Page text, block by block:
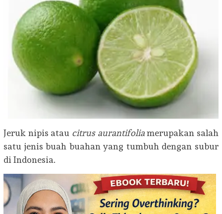
Jeruk nipis atau citrus aurantifoliamerupakan salah
satu jenis buah buahan yang tumbuh dengan subur
di Indonesia.